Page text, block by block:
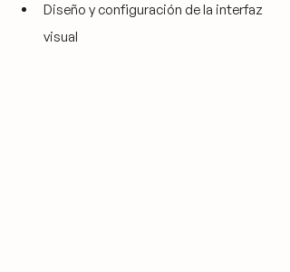
Diseño y configuración de la interfaz
visual